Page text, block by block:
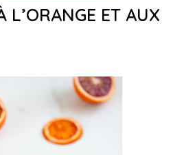
L’ORANGE ET AUX